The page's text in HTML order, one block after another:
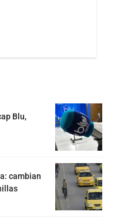
Blu,
cambian